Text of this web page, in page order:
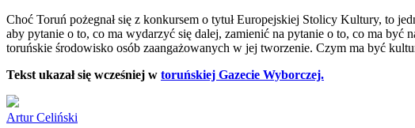
Choć Toruń pożegnał się z konkursem o tytuł Europejskiej Stolicy Kultury, to
aby pytanie o to, co ma wydarzyć się dalej, zamienić na pytanie o to, co ma
toruńskie środowisko osób zaangażowanych w jej tworzenie. Czym ma być
Tekst ukazał się wcześniej w toruńskiej Gazecie Wyborczej.
Artur Celiński